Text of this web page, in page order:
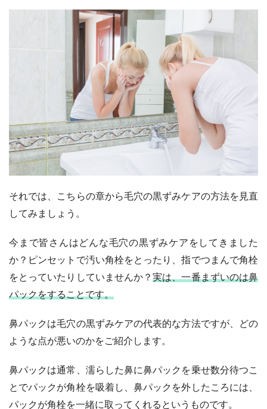
それでは、こちらの章から毛穴の黒ずみケアの方法を見直
してみましょう。
今まで皆さんはどんな毛穴の黒ずみケアをしてきました
か？ピンセットで汚い角栓をとったり、指でつまんで角栓
をとっていたりしていませんか？実は、一番まずいのは鼻
パックをすることです。
鼻パックは毛穴の黒ずみケアの代表的な方法ですが、どの
ような点が悪いのかをご紹介します。
鼻パックは通常、濡らした鼻に鼻パックを乗せ数分待つこ
とでパックが角栓を吸着し、鼻パックを外したころには、
パックが角栓を一緒に取ってくれるというものです。